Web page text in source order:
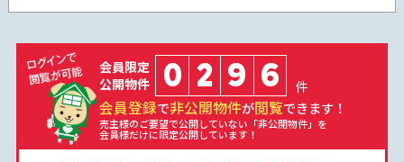
会員限定
公開物件
0 2 9 6 件
会員登録で非公開物件が閲覧できます！
売主様のご要望で公開していない「非公開物件」を
会員様だけに限定公開しています！